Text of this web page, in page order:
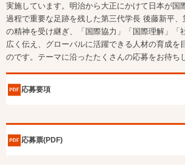
実施しています。明治から大正にかけて日本が国
過程で重要な足跡を残した第三代学長 後藤新平
の精神を受け継ぎ、「国際協力」「国際理解」「
広く伝え、グローバルに活躍できる人材の育成を
のです。テーマに沿ったたくさんの応募をお待ち
応募要項
応募票(PDF)